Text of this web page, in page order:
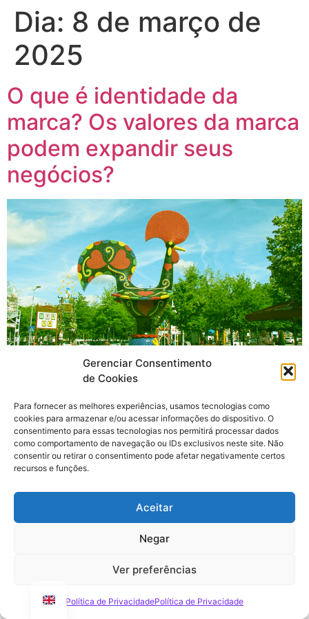
Gerenciar Consentimento
de Cookies
Para fornecer as melhores experiências, usamos tecnologias como
cookies para armazenar e/ou acessar informações do dispositivo. O
consentimento para essas tecnologias nos permitirá processar dados
como comportamento de navegação ou IDs exclusivos neste site. Não
consentir ou retirar o consentimento pode afetar negativamente certos
recursos e funções.
Aceitar
Negar
Ver preferências
Política de PrivacidadePolítica de Privacidade
Dia: 8 de março de
2025
O que é identidade da
marca? Os valores da marca
podem expandir seus
negócios?
Identidades de marca fortes refletem valores, visão e
conscientização. Saiba como criar a identidade da sua
marca hoje mesmo.
giriş casibom casibom güncel giriş casibom giriş casibom